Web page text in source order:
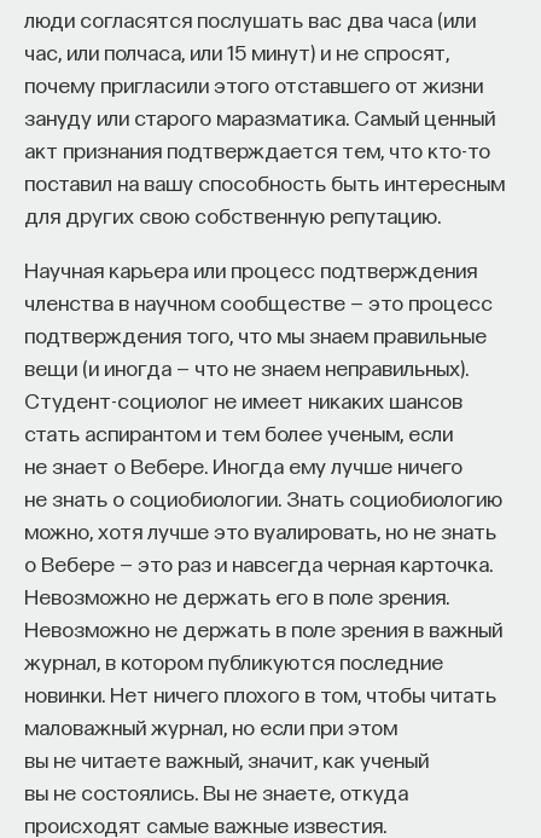
люди согласятся послушать вас два часа (или
час, или полчаса, или 15 минут) и не спросят,
почему пригласили этого отставшего от жизни
зануду или старого маразматика. Самый ценный
акт признания подтверждается тем, что кто-то
поставил на вашу способность быть интересным
для других свою собственную репутацию.
Научная карьера или процесс подтверждения
членства в научном сообществе — это процесс
подтверждения того, что мы знаем правильные
вещи (и иногда — что не знаем неправильных).
Студент-социолог не имеет никаких шансов
стать аспирантом и тем более ученым, если
не знает о Вебере. Иногда ему лучше ничего
не знать о социобиологии. Знать социобиологию
можно, хотя лучше это вуалировать, но не знать
о Вебере — это раз и навсегда черная карточка.
Невозможно не держать его в поле зрения.
Невозможно не держать в поле зрения в важный
журнал, в котором публикуются последние
новинки. Нет ничего плохого в том, чтобы читать
маловажный журнал, но если при этом
вы не читаете важный, значит, как ученый
вы не состоялись. Вы не знаете, откуда
происходят самые важные известия.